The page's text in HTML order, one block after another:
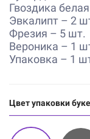
Гвоздика
Эвкалипт – 2
Фрезия – 5 шт.
Вероника – 1
Упаковка – 1
Цвет упаковки